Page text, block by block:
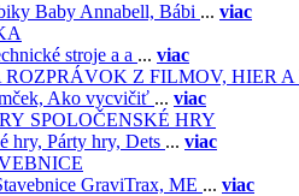
Baby Annabell, Bábi ... viac
stroje a a ... viac
Z FILMOV, HIER
Ako vycvičiť ... viac
SPOLOČENSKÉ HRY
hry, Párty hry, Dets ... viac
GraviTrax, ME ... viac